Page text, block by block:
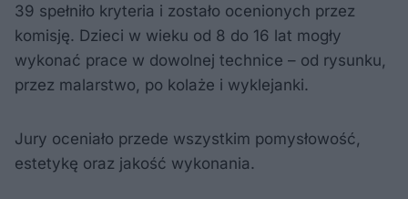
39 spełniło kryteria i zostało ocenionych przez
komisję. Dzieci w wieku od 8 do 16 lat mogły
wykonać prace w dowolnej technice – od rysunku,
przez malarstwo, po kolaże i wyklejanki.
Jury oceniało przede wszystkim pomysłowość,
estetykę oraz jakość wykonania.